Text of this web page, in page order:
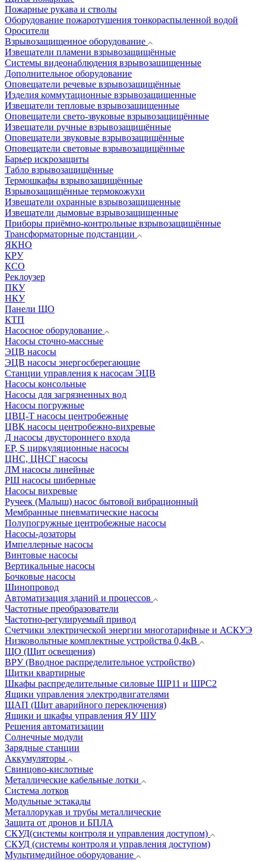
Пожарные рукава и стволы
Оборудование пожаротушения тонкораспыленной водой
Оросители
Взрывозащищенное оборудование
Извещатели пламени взрывозащищённые
Системы видеонаблюдения взрывозащищенные
Дополнительное оборудование
Оповещатели речевые взрывозащищённые
Изделия коммутационные взрывозащищенные
Извещатели тепловые взрывозащищенные
Оповещатели свето-звуковые взрывозащищённые
Извещатели ручные взрывозащищённые
Оповещатели звуковые взрывозащищённые
Оповещатели световые взрывозащищённые
Барьер искрозащиты
Табло взрывозащищённые
Термошкафы взрывозащищённые
Взрывозащищённые термокожухи
Извещатели охранные взрывозащищенные
Извещатели дымовые взрывозащищенные
Приборы приёмно-контрольные взрывозащищённые
Трансформаторные подстанции
ЯКНО
КРУ
КСО
Реклоузер
ПКУ
НКУ
Панели ЩО
КТП
Насосное оборудование
Насосы сточно-массные
ЭЦВ насосы
ЭЦВ насосы энергосберегающие
Станции управления к насосам ЭЦВ
Насосы консольные
Насосы для загрязненных вод
Насосы погружные
ЦВЦ-Т насосы центробежные
ЦВК насосы центробежно-вихревые
Д насосы двустороннего входа
EP, S циркуляционные насосы
ЦНС, ЦНСГ насосы
ЛМ насосы линейные
РШ насосы шиберные
Насосы вихревые
Ручеек (Малыш) насос бытовой вибрационный
Мембранные пневматические насосы
Полупогружные центробежные насосы
Насосы-дозаторы
Импеллерные насосы
Винтовые насосы
Вертикальные насосы
Бочковые насосы
Шинопровод
Автоматизация зданий и процессов
Частотные преобразователи
Частотно-регулируемый привод
Счетчики электрической энергии многотарифные и АСКУЭ
Низковольтные комплектные устройства 0,4кВ
ЩО (Щит освещения)
ВРУ (Вводное распределительное устройство)
Щитки квартирные
Шкафы распределительные силовые ШР11 и ШРС2
Ящики управления электродвигателями
ЩАП (Щит аварийного переключения)
Ящики и шкафы управления ЯУ ШУ
Решения автоматизации
Солнечные модули
Зарядные станции
Аккумуляторы
Свинцово-кислотные
Металлические кабельные лотки
Система лотков
Модульные эстакады
Металлорукав и трубы металлические
Защита от дронов и БПЛА
СКУД(системы контроля и управления доступом)
СКУД (системы контроля и управления доступом)
Мультимедийное оборудование